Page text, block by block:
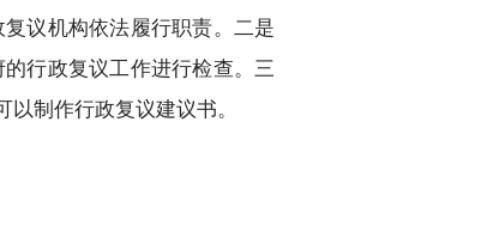
议机构依法履行职责。二是
行政复议工作进行检查。三
制作行政复议建议书。